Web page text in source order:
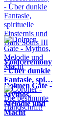
Voidceremony
- Über dunkle
Fantasie, spi…
Dolmen Gate -
Mythos,
Melodie und
Macht